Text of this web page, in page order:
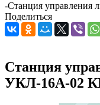
-Станция
Поделиться
Станция
УКЛ-16А-02